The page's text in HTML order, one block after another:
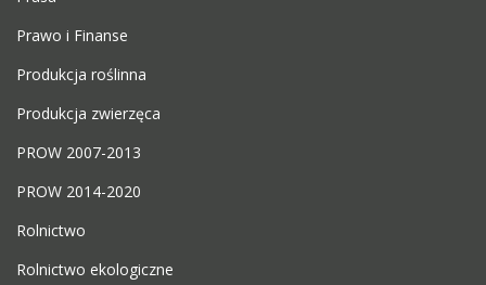
Prawo i Finanse
Produkcja roślinna
Produkcja zwierzęca
PROW 2007-2013
PROW 2014-2020
Rolnictwo
Rolnictwo ekologiczne